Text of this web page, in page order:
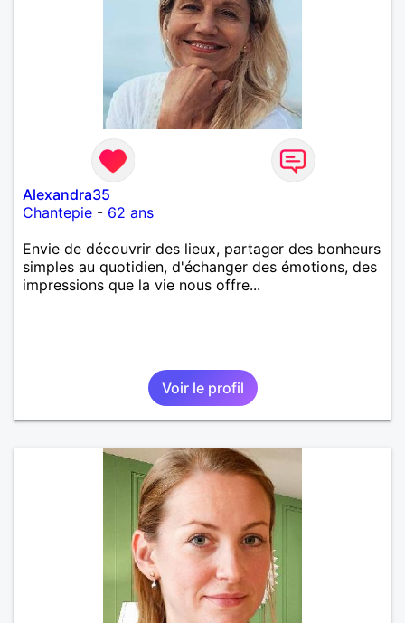
Alexandra35
Chantepie - 62 ans
Envie de découvrir des lieux, partager des bonheurs
simples au quotidien, d'échanger des émotions, des
impressions que la vie nous offre...
Voir le profil